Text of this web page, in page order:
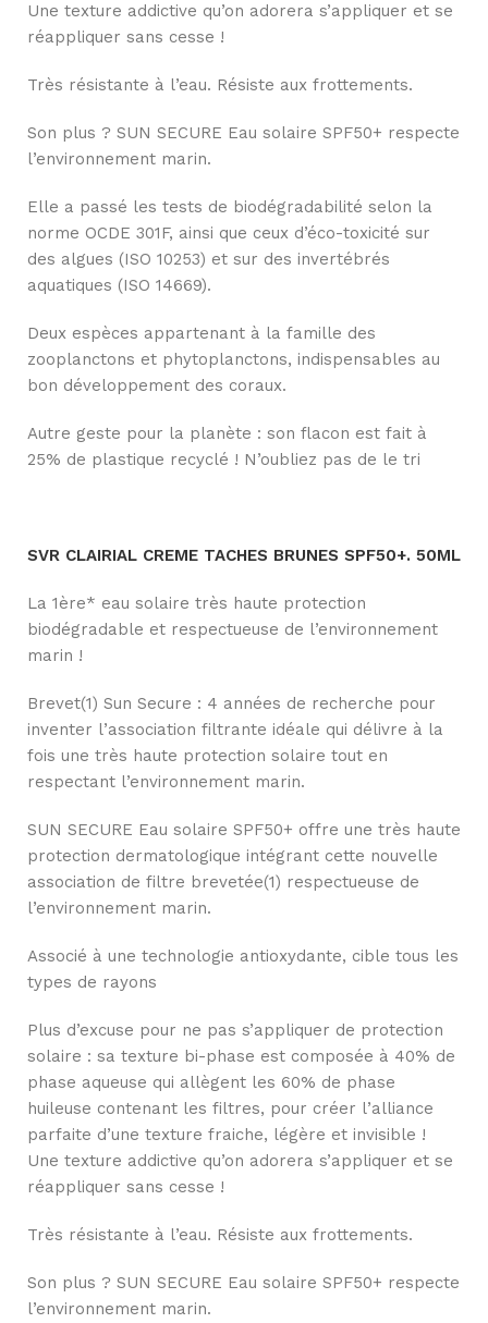
Une texture addictive qu’on adorera s’appliquer et se
réappliquer sans cesse !
Très résistante à l’eau. Résiste aux frottements.
Son plus ? SUN SECURE Eau solaire SPF50+ respecte
l’environnement marin.
Elle a passé les tests de biodégradabilité selon la
norme OCDE 301F, ainsi que ceux d’éco-toxicité sur
des algues (ISO 10253) et sur des invertébrés
aquatiques (ISO 14669).
Deux espèces appartenant à la famille des
zooplanctons et phytoplanctons, indispensables au
bon développement des coraux.
Autre geste pour la planète : son flacon est fait à
25% de plastique recyclé ! N’oubliez pas de le tri
SVR CLAIRIAL CREME TACHES BRUNES SPF50+. 50ML
La 1ère* eau solaire très haute protection
biodégradable et respectueuse de l’environnement
marin !
Brevet(1) Sun Secure : 4 années de recherche pour
inventer l’association filtrante idéale qui délivre à la
fois une très haute protection solaire tout en
respectant l’environnement marin.
SUN SECURE Eau solaire SPF50+ offre une très haute
protection dermatologique intégrant cette nouvelle
association de filtre brevetée(1) respectueuse de
l’environnement marin.
Associé à une technologie antioxydante, cible tous les
types de rayons
Plus d’excuse pour ne pas s’appliquer de protection
solaire : sa texture bi-phase est composée à 40% de
phase aqueuse qui allègent les 60% de phase
huileuse contenant les filtres, pour créer l’alliance
parfaite d’une texture fraiche, légère et invisible !
Une texture addictive qu’on adorera s’appliquer et se
réappliquer sans cesse !
Très résistante à l’eau. Résiste aux frottements.
Son plus ? SUN SECURE Eau solaire SPF50+ respecte
l’environnement marin.